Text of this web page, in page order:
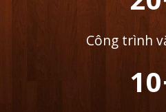
Công trình